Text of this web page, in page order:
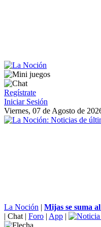
Regístrate
Iniciar Sesión
Viernes, 07 de Agosto de
La Noción | Mijas se suma
| Chat | Foro | App |